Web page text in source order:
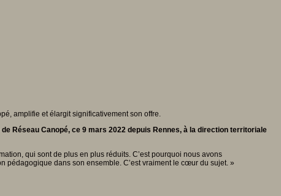
amplifie et élargit significativement son offre.
Réseau Canopé, ce 9 mars 2022 depuis Rennes, à la direction territoriale
qui sont de plus en plus réduits. C’est pourquoi nous avons
pédagogique dans son ensemble. C’est vraiment le cœur du sujet. »